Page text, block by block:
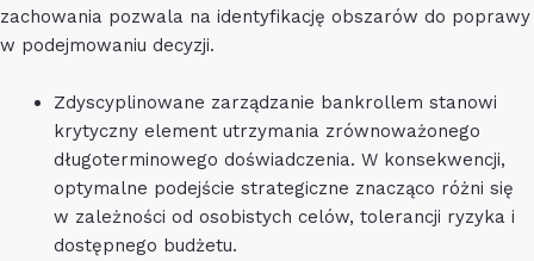
zachowania pozwala na identyfikację obszarów do poprawy
w podejmowaniu decyzji.
Zdyscyplinowane zarządzanie bankrollem stanowi
krytyczny element utrzymania zrównoważonego
długoterminowego doświadczenia. W konsekwencji,
optymalne podejście strategiczne znacząco różni się
w zależności od osobistych celów, tolerancji ryzyka i
dostępnego budżetu.